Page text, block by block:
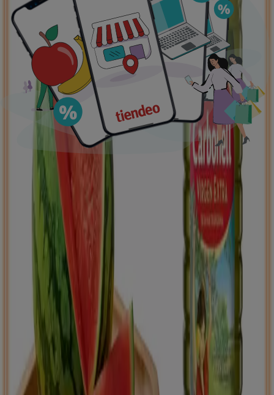
Ofertas destacadas
supermercadosjardín y bricolaje Freidora de airepatinete
eléctrico
viajesaceite de olivacomida
asiática
aguacates bomba de agua
Tiendeo en tu ciudad
Madrid Barcelona Valencia Sevilla
Zaragoza
Palma de Mallorca Alicante
Murcia
Las Palmas de Gran Canaria
Valladolid
Coruña
Vigo
Granada
Ver más ciudades
Descargar la APP
Tiendeo international
España Italia United Kingdom México
Brasil
Colombia
Argentina France
United States
Nederland
Deutschland Perú
Portugal
Australia
Türkiye Polska Norge
Österreich
Sverige
Ecuador Singapore South Africa
Canada